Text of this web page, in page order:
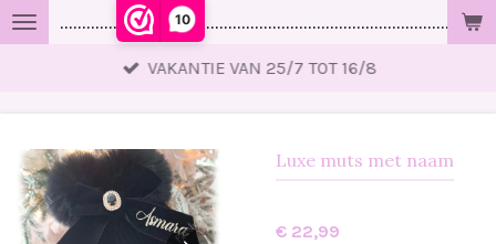
10
Ga
VAKANTIE VAN 25/7 TOT 16/8
Luxe muts met naam
€ 22,99